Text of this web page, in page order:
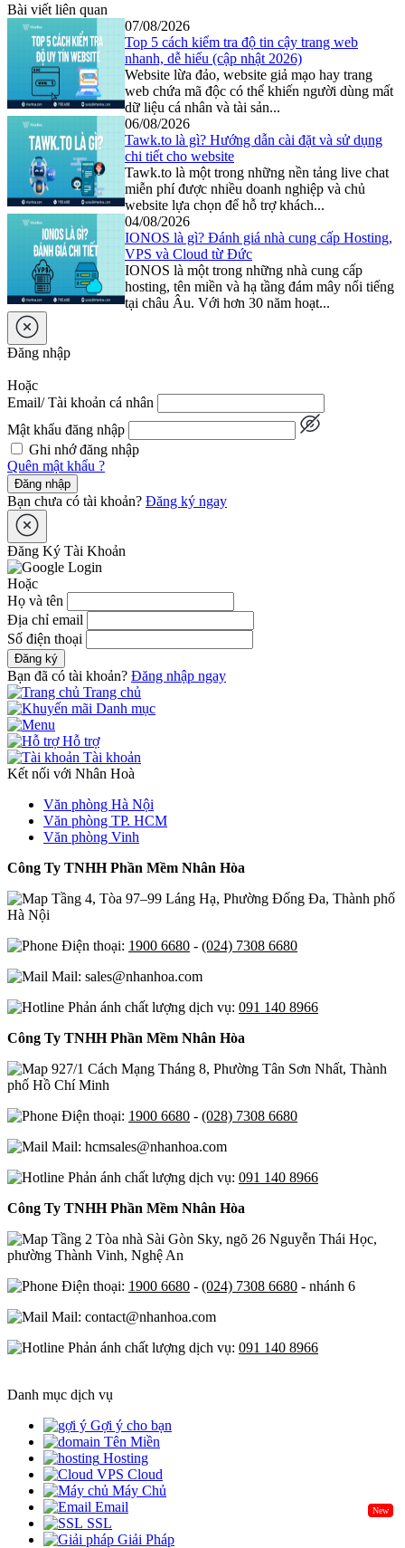
Bài viết liên quan
07/08/2026
Top 5 cách kiểm tra độ tin cậy trang web
nhanh, dễ hiểu (cập nhật 2026)
Website lừa đảo, website giả mạo hay trang
web chứa mã độc có thể khiến người dùng mất
dữ liệu cá nhân và tài sản...
06/08/2026
Tawk.to là gì? Hướng dẫn cài đặt và sử dụng
chi tiết cho website
Tawk.to là một trong những nền tảng live chat
miễn phí được nhiều doanh nghiệp và chủ
website lựa chọn để hỗ trợ khách...
04/08/2026
IONOS là gì? Đánh giá nhà cung cấp Hosting,
VPS và Cloud từ Đức
IONOS là một trong những nhà cung cấp
hosting, tên miền và hạ tầng đám mây nổi tiếng
tại châu Âu. Với hơn 30 năm hoạt...
Đăng nhập
Hoặc
Email/ Tài khoản cá nhân
Mật khẩu đăng nhập
Ghi nhớ đăng nhập
Quên mật khẩu ?
Đăng nhập
Bạn chưa có tài khoản? Đăng ký ngay
Đăng Ký Tài Khoản
Hoặc
Họ và tên
Địa chỉ email
Số điện thoại
Đăng ký
Bạn đã có tài khoản? Đăng nhập ngay
Trang chủ
Danh mục
Hỗ trợ
Tài khoản
Kết nối với Nhân Hoà
Văn phòng Hà Nội
Văn phòng TP. HCM
Văn phòng Vinh
Công Ty TNHH Phần Mềm Nhân Hòa
Tầng 4, Tòa 97–99 Láng Hạ, Phường Đống Đa, Thành phố
Hà Nội
Điện thoại: 1900 6680 - (024) 7308 6680
Mail: sales@nhanhoa.com
Phản ánh chất lượng dịch vụ: 091 140 8966
Công Ty TNHH Phần Mềm Nhân Hòa
927/1 Cách Mạng Tháng 8, Phường Tân Sơn Nhất, Thành
phố Hồ Chí Minh
Điện thoại: 1900 6680 - (028) 7308 6680
Mail: hcmsales@nhanhoa.com
Phản ánh chất lượng dịch vụ: 091 140 8966
Công Ty TNHH Phần Mềm Nhân Hòa
Tầng 2 Tòa nhà Sài Gòn Sky, ngõ 26 Nguyễn Thái Học,
phường Thành Vinh, Nghệ An
Điện thoại: 1900 6680 - (024) 7308 6680 - nhánh 6
Mail: contact@nhanhoa.com
Phản ánh chất lượng dịch vụ: 091 140 8966
Danh mục dịch vụ
Gợi ý cho bạn
Tên Miền
Hosting
Cloud
Máy Chủ
New
Email
SSL
Giải Pháp